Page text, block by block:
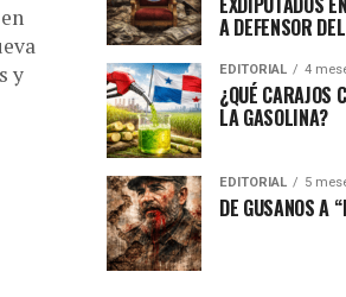
y
A DEFENSOR
EDITORIAL 4
¿QUÉ CARAJOS
LA GASOLINA?
EDITORIAL 5
DE GUSANOS A